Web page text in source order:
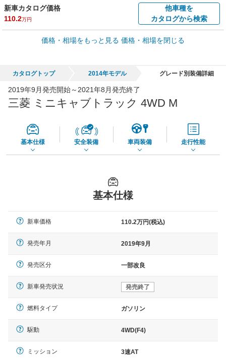
新車カタログ価格
110.2万円
他車種を
カタログから検索
車買取価格 *
車買取相場
45,550円
価格・相場をもっと見る 価格・相場を閉じる
カタログトップ 2014年モデル グレード別装備詳細
2019年9月発売開始～2021年8月発売終了
三菱 ミニキャブトラック 4WD M
基本仕様 安全装備 車両装備 走行性能
基本仕様
新車価格 110.2万円(税込)
発売年月 2019年9月
発売区分 一部改良
新車発売状況 発売終了
燃料タイプ ガソリン
駆動 4WD(F4)
ミッション 3速AT